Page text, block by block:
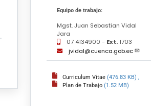
Equipo de trabajo:
Mgst. Juan Sebastian Vidal
Jara
07 4134900 - Ext.1703
jvidal@cuenca.gob.ec
Curriculum Vitae (476.83 KB) ,
Plan de Trabajo (1.52 MB)